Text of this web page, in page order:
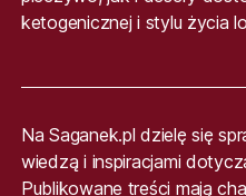
ketogenicznej i stylu życia
Na Saganek.pl dzielę się
wiedzą i inspiracjami
Publikowane treści mają